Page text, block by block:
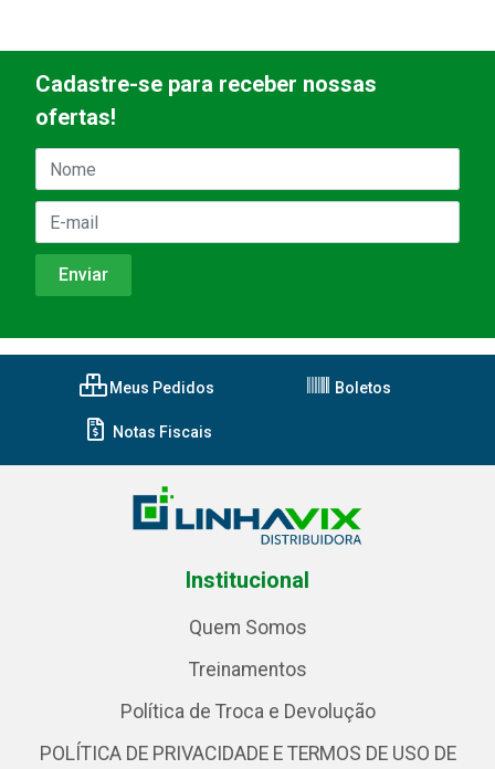
Cadastre-se para receber nossas
ofertas!
Meus Pedidos Boletos
Notas Fiscais
Institucional
Quem Somos
Treinamentos
Política de Troca e Devolução
POLÍTICA DE PRIVACIDADE E TERMOS DE USO DE